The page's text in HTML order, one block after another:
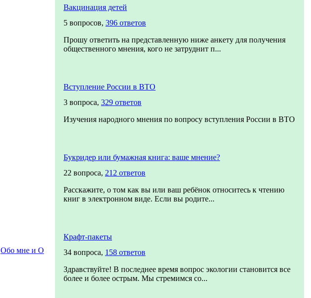
Обо мне и О
Вакцинация детей
5 вопросов, 396 ответов
Прошу ответить на представленную ниже анкету для получения
общественного мнения, кого не затруднит п...
Вступление России в ВТО
3 вопроса, 329 ответов
Изучения народного мнения по вопросу вступления России в ВТО
Букридер или бумажная книга: ваше мнение?
22 вопроса, 212 ответов
Расскажите, о том как вы или ваш ребёнок относитесь к чтению
книг в электронном виде. Если вы родите...
Крафт-пакеты
34 вопроса, 158 ответов
Здравствуйте! В последнее время вопрос экологии становится все
более и более острым. Мы стремимся со...